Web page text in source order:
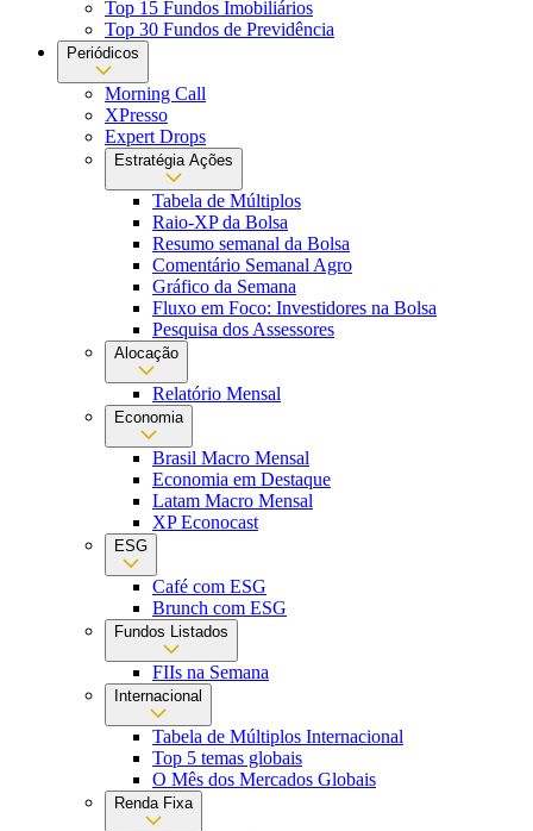
Top 15 Fundos Imobiliários
Top 30 Fundos de Previdência
Periódicos
Morning Call
XPresso
Expert Drops
Estratégia Ações
Tabela de Múltiplos
Raio-XP da Bolsa
Resumo semanal da Bolsa
Comentário Semanal Agro
Gráfico da Semana
Fluxo em Foco: Investidores na Bolsa
Pesquisa dos Assessores
Alocação
Relatório Mensal
Economia
Brasil Macro Mensal
Economia em Destaque
Latam Macro Mensal
XP Econocast
ESG
Café com ESG
Brunch com ESG
Fundos Listados
FIIs na Semana
Internacional
Tabela de Múltiplos Internacional
Top 5 temas globais
O Mês dos Mercados Globais
Renda Fixa